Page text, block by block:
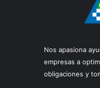
Nos apasiona
empresas a
obligaciones y